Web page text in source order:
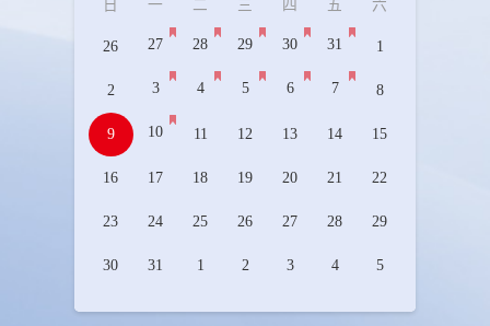
日 一 二 三 四 五 六
26 27 28 29 30 31 1
2 3 4 5 6 7 8
9 10 11 12 13 14 15
16 17 18 19 20 21 22
23 24 25 26 27 28 29
30 31 1 2 3 4 5